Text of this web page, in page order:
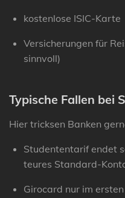
kostenlose ISIC-Karte
Versicherungen für
sinnvoll)
Typische Fallen bei
Hier tricksen Banken
Studententarif endet
teures Standard-
Girocard nur im